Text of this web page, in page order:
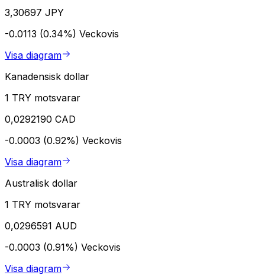
3,30697 JPY
-0.0113 (0.34%) Veckovis
Visa diagram
Kanadensisk dollar
1 TRY motsvarar
0,0292190 CAD
-0.0003 (0.92%) Veckovis
Visa diagram
Australisk dollar
1 TRY motsvarar
0,0296591 AUD
-0.0003 (0.91%) Veckovis
Visa diagram